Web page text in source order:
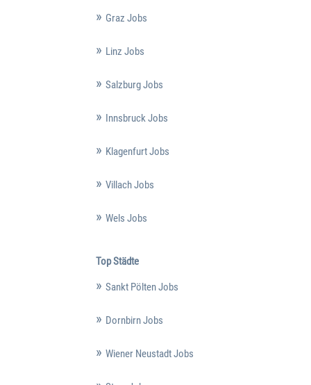
Graz Jobs
Linz Jobs
Salzburg Jobs
Innsbruck Jobs
Klagenfurt Jobs
Villach Jobs
Wels Jobs
Top Städte
Sankt Pölten Jobs
Dornbirn Jobs
Wiener Neustadt Jobs